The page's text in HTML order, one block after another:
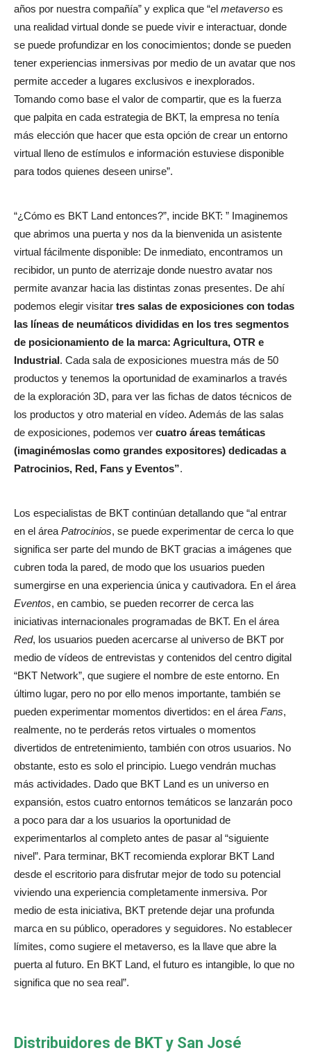
años por nuestra compañía” y explica que “el metaverso es
una realidad virtual donde se puede vivir e interactuar, donde
se puede profundizar en los conocimientos; donde se pueden
tener experiencias inmersivas por medio de un avatar que nos
permite acceder a lugares exclusivos e inexplorados.
Tomando como base el valor de compartir, que es la fuerza
que palpita en cada estrategia de BKT, la empresa no tenía
más elección que hacer que esta opción de crear un entorno
virtual lleno de estímulos e información estuviese disponible
para todos quienes deseen unirse”.
“¿Cómo es BKT Land entonces?”, incide BKT: ” Imaginemos
que abrimos una puerta y nos da la bienvenida un asistente
virtual fácilmente disponible: De inmediato, encontramos un
recibidor, un punto de aterrizaje donde nuestro avatar nos
permite avanzar hacia las distintas zonas presentes. De ahí
podemos elegir visitar tres salas de exposiciones con todas
las líneas de neumáticos divididas en los tres segmentos
de posicionamiento de la marca: Agricultura, OTR e
Industrial. Cada sala de exposiciones muestra más de 50
productos y tenemos la oportunidad de examinarlos a través
de la exploración 3D, para ver las fichas de datos técnicos de
los productos y otro material en vídeo. Además de las salas
de exposiciones, podemos ver cuatro áreas temáticas
(imaginémoslas como grandes expositores) dedicadas a
Patrocinios, Red, Fans y Eventos”.
Los especialistas de BKT continúan detallando que “al entrar
en el área Patrocinios, se puede experimentar de cerca lo que
significa ser parte del mundo de BKT gracias a imágenes que
cubren toda la pared, de modo que los usuarios pueden
sumergirse en una experiencia única y cautivadora. En el área
Eventos, en cambio, se pueden recorrer de cerca las
iniciativas internacionales programadas de BKT. En el área
Red, los usuarios pueden acercarse al universo de BKT por
medio de vídeos de entrevistas y contenidos del centro digital
“BKT Network”, que sugiere el nombre de este entorno. En
último lugar, pero no por ello menos importante, también se
pueden experimentar momentos divertidos: en el área Fans,
realmente, no te perderás retos virtuales o momentos
divertidos de entretenimiento, también con otros usuarios. No
obstante, esto es solo el principio. Luego vendrán muchas
más actividades. Dado que BKT Land es un universo en
expansión, estos cuatro entornos temáticos se lanzarán poco
a poco para dar a los usuarios la oportunidad de
experimentarlos al completo antes de pasar al “siguiente
nivel”. Para terminar, BKT recomienda explorar BKT Land
desde el escritorio para disfrutar mejor de todo su potencial
viviendo una experiencia completamente inmersiva. Por
medio de esta iniciativa, BKT pretende dejar una profunda
marca en su público, operadores y seguidores. No establecer
límites, como sugiere el metaverso, es la llave que abre la
puerta al futuro. En BKT Land, el futuro es intangible, lo que no
significa que no sea real”.
Distribuidores de BKT y San José